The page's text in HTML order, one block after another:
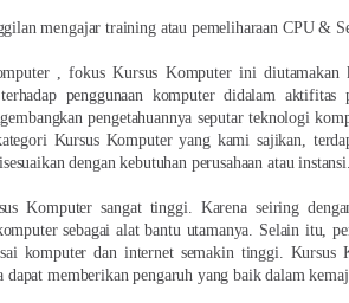
mengajar training atau pemeliharaan CPU &
, fokus Kursus Komputer ini
penggunaan komputer didalam
pengetahuannya seputar teknologi
Kursus Komputer yang kami sajikan,
dengan kebutuhan perusahaan atau instansi.
Komputer sangat tinggi. Karena seiring
sebagai alat bantu utamanya. Selain itu,
komputer dan internet semakin tinggi.
memberikan pengaruh yang baik dalam